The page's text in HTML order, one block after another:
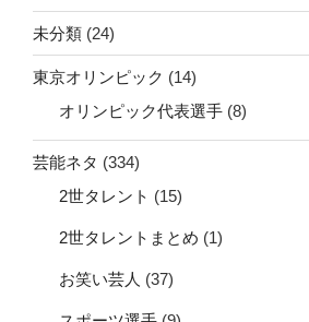
未分類 (24)
東京オリンピック (14)
オリンピック代表選手 (8)
芸能ネタ (334)
2世タレント (15)
2世タレントまとめ (1)
お笑い芸人 (37)